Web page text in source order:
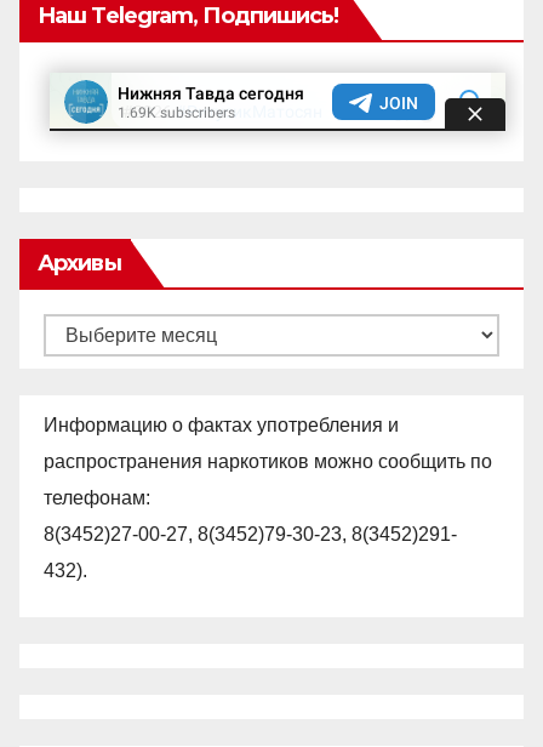
Наш Telegram, Подпишись!
Архивы
Архивы
Информацию о фактах употребления и
распространения наркотиков можно сообщить по
телефонам:
8(3452)27-00-27, 8(3452)79-30-23, 8(3452)291-
432).